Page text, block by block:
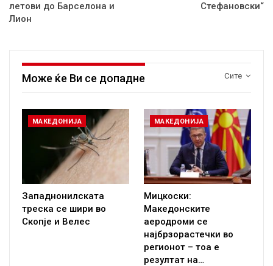
летови до Барселона и
Лион
Стефановски“
Сите
Може ќе Ви се допадне
МАКЕДОНИЈА
Западнонилската
треска се шири во
Скопје и Велес
МАКЕДОНИЈА
Мицкоски:
Македонските
аеродроми се
најбрзорастечки во
регионот – тоа е
резултат на…